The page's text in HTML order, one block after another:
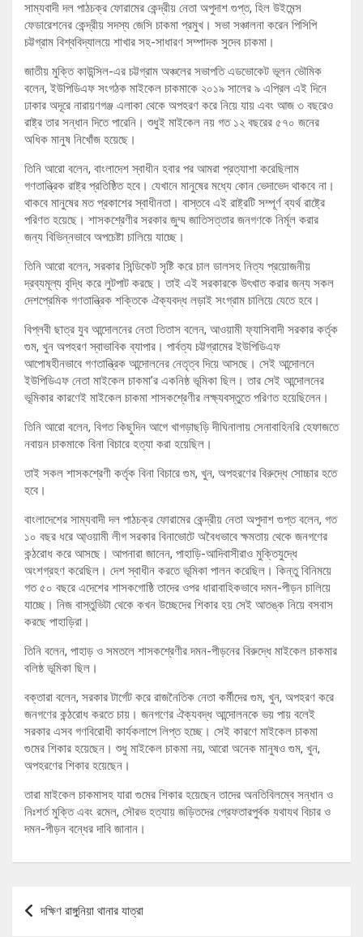
সাম্যবাদী দল পাঠচক্র ফোরামের কেন্দ্রীয় নেতা অপুদাশ গুপ্ত, হিল উইমেন্স
ফেডারেশনের কেন্দ্রীয় সদস্য জেসি চাকমা প্রমুখ। সভা সঞ্চালনা করেন পিসিপি
চট্টগ্রাম বিশ্ববিদ্যালয়ে শাখার সহ-সাধারণ সম্পাদক সুদেব চাকমা।
জাতীয় মুক্তি কাউন্সিল-এর চট্টগ্রাম অঞ্চলের সভাপতি এডভোকেট ভূলন ভৌমিক
বলেন, ইউপিডিএফ সংগঠক মাইকেল চাকমাকে ২০১৯ সালের ৯ এপ্রিল এই দিনে
ঢাকার অদূরে নারায়ণগঞ্জ এলাকা থেকে অপহরণ করে নিয়ে যায় এবং আজ ৩ বছরেও
রাষ্ট্র তার সন্ধান দিতে পারেনি। শুধুই মাইকেল নয় গত ১২ বছরের ৫৭০ জনের
অধিক মানুষ নিখোঁজ হয়েছে।
তিনি আরো বলেন, বাংলাদেশ স্বাধীন হবার পর আমরা প্রত্যাশা করেছিলাম
গণতান্ত্রিক রাষ্ট্র প্রতিষ্ঠিত হবে। যেখানে মানুষের মধ্যে কোন ভেদাভেদ থাকবে না।
থাকবে মানুষের মত প্রকাশের স্বাধীনতা। বাস্তবে এই রাষ্ট্রটি সম্পূর্ণ ব্যর্থ রাষ্ট্রে
পরিণত হয়েছে। শাসকশ্রেণীর সরকার জুম্ম জাতিসত্তার জনগণকে নির্মূল করার
জন্য বিভিন্নভাবে অপচেষ্টা চালিয়ে যাচ্ছে।
তিনি আরো বলেন, সরকার সিন্ডিকেট সৃষ্টি করে চাল ডালসহ নিত্য প্রয়োজনীয়
দ্রব্যমূল্য বৃদ্ধি করে লুটপাট করছে। তাই এই সরকারকে উৎখাত করার জন্য সকল
দেশপ্রেমিক গণতান্ত্রিক শক্তিকে ঐক্যবদ্ধ লড়াই সংগ্রাম চালিয়ে যেতে হবে।
বিপ্লবী ছাত্র যুব আন্দোলনের নেতা তিতাস বলেন, আওয়ামী ফ্যাসিবাদী সরকার কর্তৃক
গুম, খুন অপহরণ স্বাভাবিক ব্যাপার। পার্বত্য চট্টগ্রামের ইউপিডিএফ
আপোষহীনভাবে গণতান্ত্রিক আন্দোলনের নেতৃত্ব দিয়ে আসছে। সেই আন্দোলনে
ইউপিডিএফ নেতা মাইকেল চাকমা’র একনিষ্ঠ ভূমিকা ছিল। তার সেই আন্দোলনের
ভূমিকার কারণেই মাইকেল চাকমা শাসকশ্রেণীর লক্ষ্যবস্তুতে পরিণত হয়েছিলেন।
তিনি আরো বলেন, বিগত কিছুদিন আগে খাগড়াছড়ি দীঘিনালায় সেনাবাহিনরি হেফাজতে
নবায়ন চাকমাকে বিনা বিচারে হত্যা করা হয়েছিল।
তাই সকল শাসকশ্রেণী কর্তৃক বিনা বিচারে গুম, খুন, অপহরণের বিরুদ্ধে সোচ্চার হতে
হবে।
বাংলাদেশের সাম্যবাদী দল পাঠচক্র ফোরামের কেন্দ্রীয় নেতা অপুদাশ গুপ্ত বলেন, গত
১০ বছর ধরে আ্ওয়ামী লীগ সরকার বিনাভোটে অবৈধভাবে ক্ষমতায় থেকে জনগণের
কন্ঠরোধ করে আসছে। আপনারা জানেন, পাহাড়ি-আদিবাসীরাও মুক্তিযুদ্ধে
অংশগ্রহণ করেছিল। দেশ স্বাধীন করতে ভূমিকা পালন করেছিল। কিন্তু বিনিময়ে
গত ৫০ বছরে এদেশের শাসকগোষ্ঠি তাদের ওপর ধারাবাহিকভাবে দমন-পীড়ন চালিয়ে
যাচ্ছে। নিজ বাস্তুভিটা থেকে কখন উচ্ছেদের শিকার হয় সেই আতঙ্ক নিয়ে বসবাস
করছে পাহাড়িরা।
তিনি বলেন, পাহাড় ও সমতলে শাসকশ্রেণীর দমন-পীড়নের বিরুদ্ধে মাইকেল চাকমার
বলিষ্ঠ ভূমিকা ছিল।
বক্তারা বলেন, সরকার টার্গেট করে রাজনৈতিক নেতা কর্মীদের গুম, খুন, অপহরণ করে
জনগণের কন্ঠরোধ করতে চায়। জনগণের ঐক্যবদ্ধ আন্দোলনকে ভয় পায় বলেই
সরকার এসব গণবিরোধী কার্যকলাপে লিপ্ত হচ্ছে। সেই কারণে মাইকেল চাকমা
গুমের শিকার হয়েছেন। শুধু মাইকেল চাকমা নয়, আরো অনেক মানুষও গুম, খুন,
অপহরণের শিকার হয়েছেন।
তারা মাইকেল চাকমাসহ যারা গুমের শিকার হয়েছেন তাদের অনতিবিলম্বে সন্ধান ও
নিঃশর্ত মুক্তি এবং রমেল, সৌরভ হত্যায় জড়িতদের গ্রেফতারপুর্বক যথাযথ বিচার ও
দমন-পীড়ন বন্ধের দাবি জানান।
Post
navigation
দক্ষিণ রাঙ্গুনিয়া থানার যাত্রা